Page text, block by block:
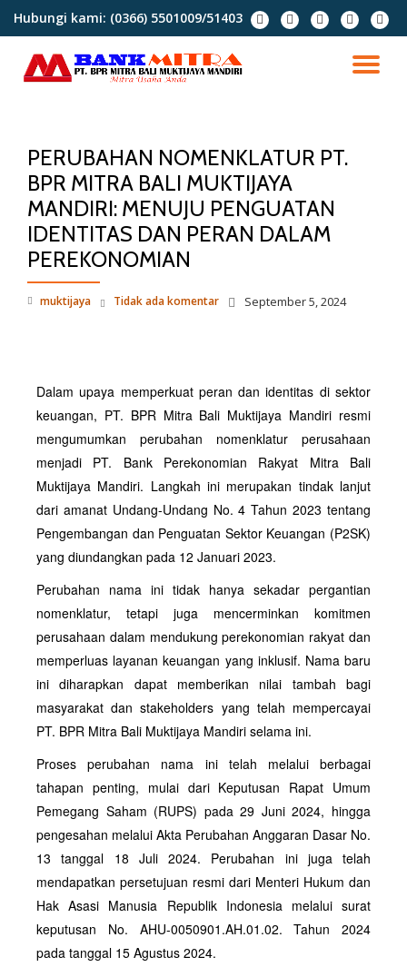
konten
Hubungi kami: (0366) 5501009/51403
PERUBAHAN NOMENKLATUR PT.
BPR MITRA BALI MUKTIJAYA
MANDIRI: MENUJU PENGUATAN
IDENTITAS DAN PERAN DALAM
PEREKONOMIAN
muktijaya September 5, 2024
Tidak ada komentar
Dalam upaya memperkuat peran dan identitas di sektor
keuangan, PT. BPR Mitra Bali Muktijaya Mandiri resmi
mengumumkan perubahan nomenklatur perusahaan
menjadi PT. Bank Perekonomian Rakyat Mitra Bali
Muktijaya Mandiri. Langkah ini merupakan tindak lanjut
dari amanat Undang-Undang No. 4 Tahun 2023 tentang
Pengembangan dan Penguatan Sektor Keuangan (P2SK)
yang diundangkan pada 12 Januari 2023.
Perubahan nama ini tidak hanya sekadar pergantian
nomenklatur, tetapi juga mencerminkan komitmen
perusahaan dalam mendukung perekonomian rakyat dan
memperluas layanan keuangan yang inklusif. Nama baru
ini diharapkan dapat memberikan nilai tambah bagi
masyarakat dan stakeholders yang telah mempercayai
PT. BPR Mitra Bali Muktijaya Mandiri selama ini.
Proses perubahan nama ini telah melalui berbagai
tahapan penting, mulai dari Keputusan Rapat Umum
Pemegang Saham (RUPS) pada 29 Juni 2024, hingga
pengesahan melalui Akta Perubahan Anggaran Dasar No.
13 tanggal 18 Juli 2024. Perubahan ini juga telah
mendapatkan persetujuan resmi dari Menteri Hukum dan
Hak Asasi Manusia Republik Indonesia melalui surat
keputusan No. AHU-0050901.AH.01.02. Tahun 2024
pada tanggal 15 Agustus 2024.